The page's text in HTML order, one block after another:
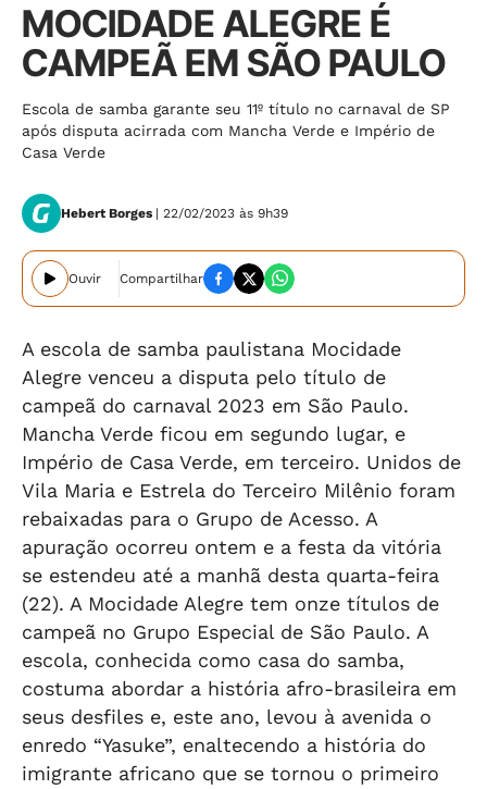
MOCIDADE ALEGRE É
CAMPEÃ EM SÃO PAULO
Escola de samba garante seu 11º título no carnaval de SP
após disputa acirrada com Mancha Verde e Império de
Casa Verde
Hebert Borges | 22/02/2023 às 9h39
Ouvir Compartilhar
A escola de samba paulistana Mocidade
Alegre venceu a disputa pelo título de
campeã do carnaval 2023 em São Paulo.
Mancha Verde ficou em segundo lugar, e
Império de Casa Verde, em terceiro. Unidos de
Vila Maria e Estrela do Terceiro Milênio foram
rebaixadas para o Grupo de Acesso. A
apuração ocorreu ontem e a festa da vitória
se estendeu até a manhã desta quarta-feira
(22). A Mocidade Alegre tem onze títulos de
campeã no Grupo Especial de São Paulo. A
escola, conhecida como casa do samba,
costuma abordar a história afro-brasileira em
seus desfiles e, este ano, levou à avenida o
enredo “Yasuke”, enaltecendo a história do
imigrante africano que se tornou o primeiro